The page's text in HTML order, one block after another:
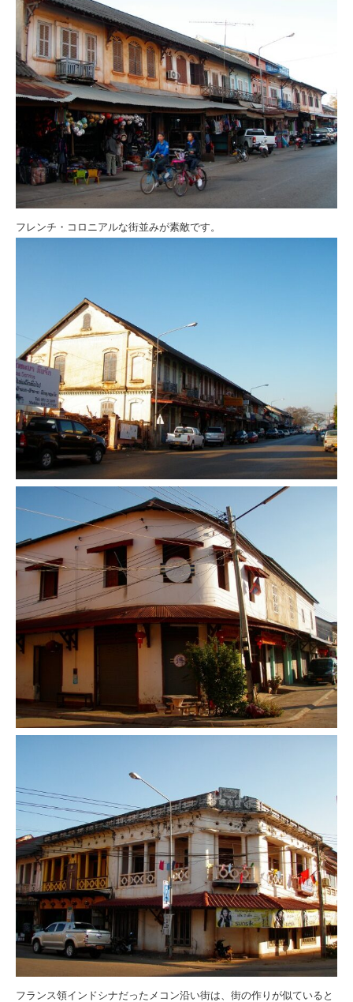
フレンチ・コロニアルな街並みが素敵です。
フランス領インドシナだったメコン沿い街は、街の作りが似ていると